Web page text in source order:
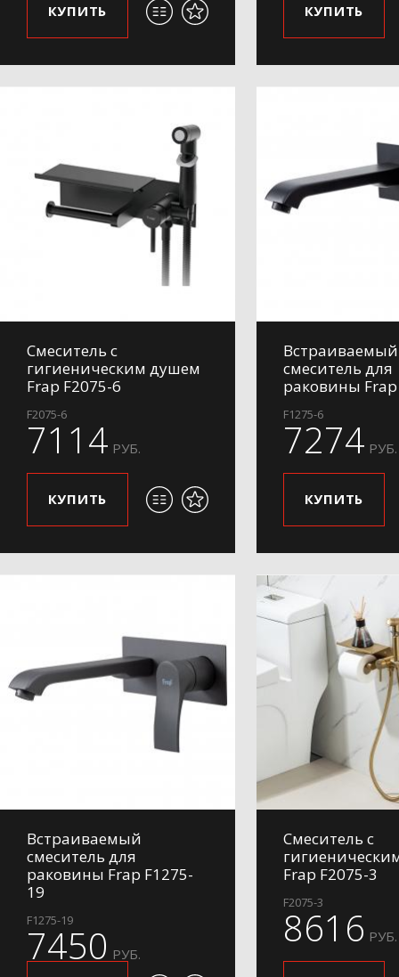
КУПИТЬ КУПИТЬ
Смеситель с
гигиеническим душем
Frap F2075-6
F2075-6
7114 РУБ.
КУПИТЬ
Встраиваемый
смеситель для
раковины Frap
F1275-6
7274 РУБ.
КУПИТЬ
Встраиваемый
смеситель для
раковины Frap F1275-
19
F1275-19
7450 РУБ.
Смеситель с
Frap F2075-3
F2075-3
8616 РУБ.